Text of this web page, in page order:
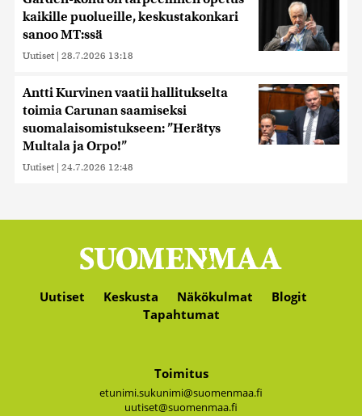
kaikille puolueille, keskustakonkari
sanoo MT:ssä
Uutiset | 28.7.2026 13:18
Antti Kurvinen vaatii hallitukselta
toimia Carunan saamiseksi
suomalaisomistukseen: ”Herätys
Multala ja Orpo!”
Uutiset | 24.7.2026 12:48
Uutiset Keskusta Näkökulmat
Blogit
Tapahtumat
Toimitus
etunimi.sukunimi@suomenmaa.fi
uutiset@suomenmaa.fi